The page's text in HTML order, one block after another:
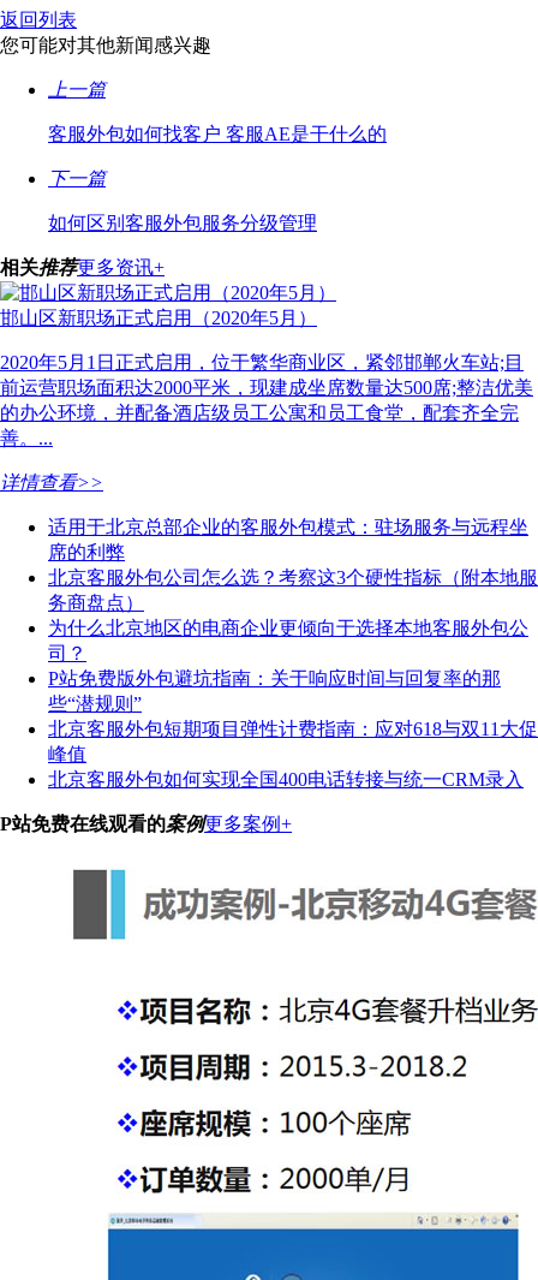
返回列表
您可能对其他新闻感兴趣
上一篇
客服外包如何找客户 客服AE是干什么的
下一篇
如何区别客服外包服务分级管理
相关推荐更多资讯+
邯山区新职场正式启用（2020年5月）
2020年5月1日正式启用，位于繁华商业区，紧邻邯郸火车站;目
前运营职场面积达2000平米，现建成坐席数量达500席;整洁优美
的办公环境，并配备酒店级员工公寓和员工食堂，配套齐全完
善。...
详情查看>>
适用于北京总部企业的客服外包模式：驻场服务与远程坐
席的利弊
北京客服外包公司怎么选？考察这3个硬性指标（附本地服
务商盘点）
为什么北京地区的电商企业更倾向于选择本地客服外包公
司？
P站免费版外包避坑指南：关于响应时间与回复率的那
些“潜规则”
北京客服外包短期项目弹性计费指南：应对618与双11大促
峰值
北京客服外包如何实现全国400电话转接与统一CRM录入
P站免费在线观看的案例更多案例+